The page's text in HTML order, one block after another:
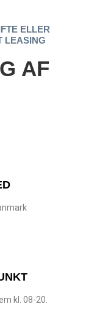
ELLER
LEASING
AF
kl. 08-20.